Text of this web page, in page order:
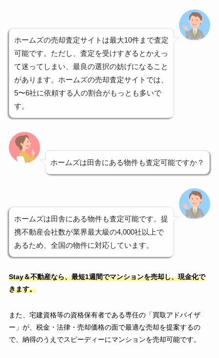
ホームズの売却査定サイトは最大10件まで査定
可能です。ただし、査定を受けすぎるとかえっ
て迷ってしまい、最良の選択の妨げになること
があります。ホームズの売却査定サイトでは、
5〜6社に依頼する人の割合がもっとも多いで
す。
ホームズは田舎にある物件も査定可能ですか？
ホームズは田舎にある物件も査定可能です。提
携不動産会社数が業界最大級の4,000社以上で
あるため、全国の物件に対応しています。
Stay＆不動産なら、最短1週間でマンションを売却し、現金化で
きます。
また、宅建資格等の資格保有者である専任の「買取アドバイザ
ー」が、税金・法律・売却価格の面で最適な売却を提案するの
で、納得のうえでスピーディーにマンションを売却可能です。